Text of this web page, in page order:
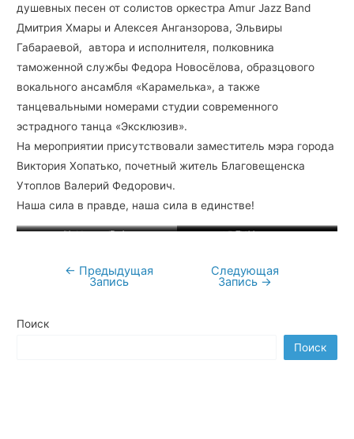
душевных песен от солистов оркестра Amur Jazz Band
Дмитрия Хмары и Алексея Анганзорова, Эльвиры
Габараевой, автора и исполнителя, полковника
таможенной службы Федора Новосёлова, образцового
вокального ансамбля «Карамелька», а также
танцевальными номерами студии современного
эстрадного танца «Эксклюзив».
На мероприятии присутствовали заместитель мэра города
Виктория Хопатько, почетный житель Благовещенска
Утоплов Валерий Федорович.
Наша сила в правде, наша сила в единстве!
Ф. Новосёлов Э. Габараева
А. Анганзоров
В. Хопатько
Утоплов В.Ф. Д. Хмара
Навигация
← Предыдущая
Запись
Следующая
Запись →
Поиск
Поиск